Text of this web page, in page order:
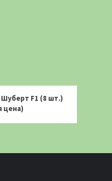
F1 (8 шт.)
цена)